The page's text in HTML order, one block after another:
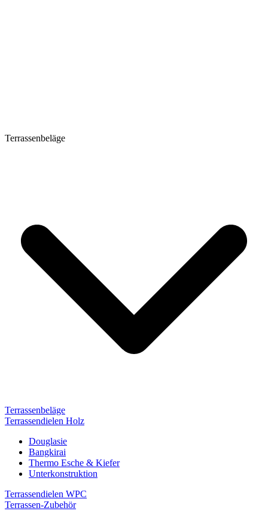
Terrassenbeläge
Terrassenbeläge
Terrassendielen Holz
Douglasie
Bangkirai
Thermo Esche & Kiefer
Unterkonstruktion
Terrassendielen WPC
Terrassen-Zubehör